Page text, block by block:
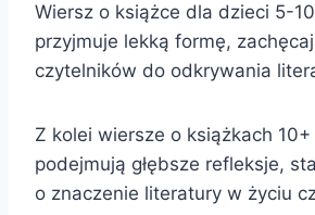
Wiersz o książce dla dzieci 5-
przyjmuje lekką formę,
czytelników do odkrywania
Z kolei wiersze o książkach
podejmują głębsze refleksje,
o znaczenie literatury w życiu